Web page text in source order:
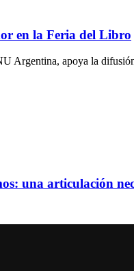
en la Feria del Libro
Argentina, apoya la
una articulación